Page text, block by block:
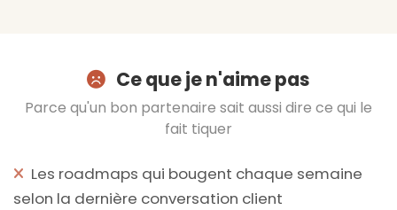
Ce que je n'aime pas
Parce qu'un bon partenaire sait aussi dire ce qui le
fait tiquer
Les roadmaps qui bougent chaque semaine
selon la dernière conversation client